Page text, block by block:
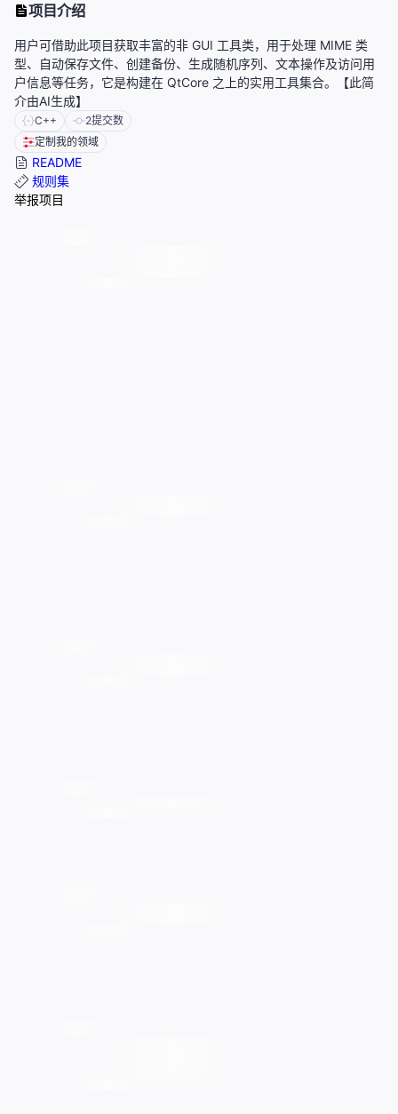
项目介绍
用户可借助此项目获取丰富的非 GUI 工具类，用于处理 MIME 类
型、自动保存文件、创建备份、生成随机序列、文本操作及访问用
户信息等任务，它是构建在 QtCore 之上的实用工具集合。【此简
介由AI生成】
C++ 2提交数
定制我的领域
README
规则集
举报项目